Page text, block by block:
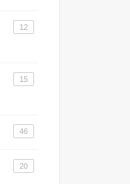
12
15
46
20